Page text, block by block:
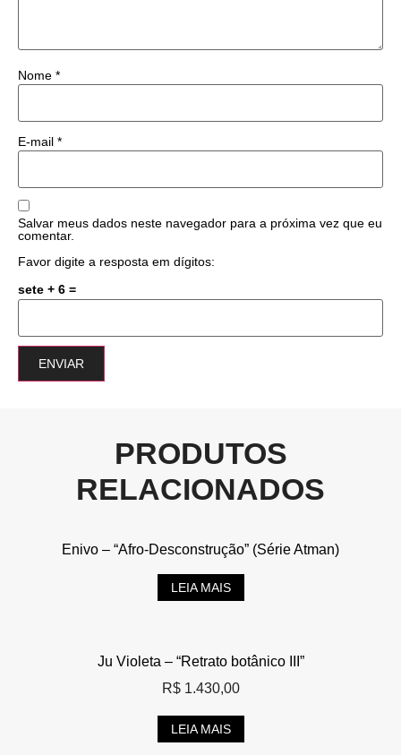
Nome *
E-mail *
Salvar meus dados neste navegador para a próxima vez que eu
comentar.
Favor digite a resposta em dígitos:
sete + 6 =
PRODUTOS
RELACIONADOS
Enivo – “Afro-Desconstrução” (Série Atman)
LEIA MAIS
Ju Violeta – “Retrato botânico III”
R$1.430,00
LEIA MAIS